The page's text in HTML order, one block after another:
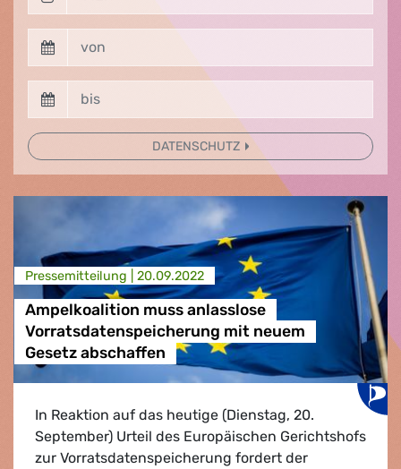
DATENSCHUTZ
Presse­mitteilung | 20.09.2022
Ampelkoalition muss anlasslose
Vorratsdatenspeicherung mit neuem
Gesetz abschaffen
In Reaktion auf das heutige (Dienstag, 20.
September) Urteil des Europäischen Gerichtshofs
zur Vorratsdatenspeicherung fordert der